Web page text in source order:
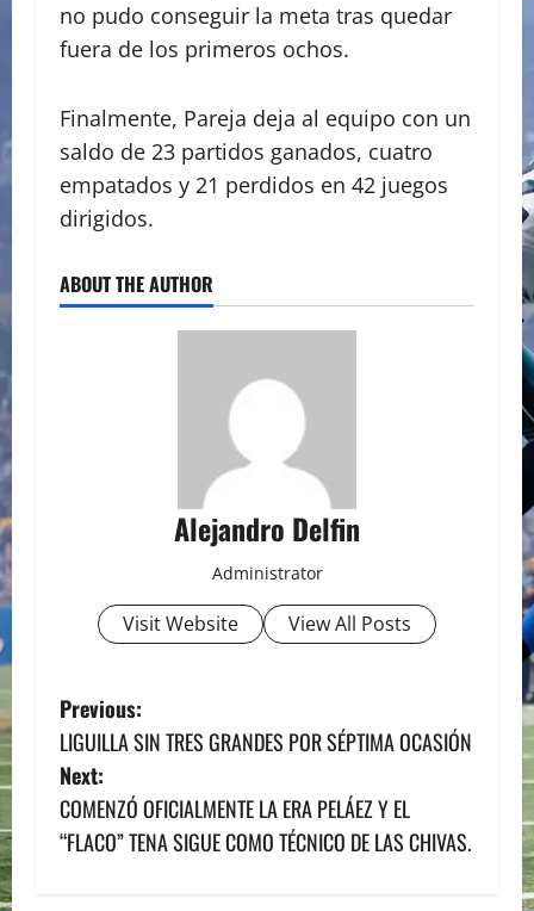
no pudo conseguir la meta tras quedar
fuera de los primeros ochos.
Finalmente, Pareja deja al equipo con un
saldo de 23 partidos ganados, cuatro
empatados y 21 perdidos en 42 juegos
dirigidos.
ABOUT THE AUTHOR
Alejandro Delfin
Administrator
Visit Website View All Posts
P
o
s
t
Previous:
LIGUILLA SIN TRES GRANDES POR SÉPTIMA OCASIÓN
Next:
COMENZÓ OFICIALMENTE LA ERA PELÁEZ Y EL
“FLACO” TENA SIGUE COMO TÉCNICO DE LAS CHIVAS.